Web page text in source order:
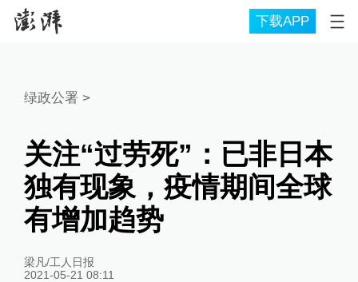
下载APP
绿政公署 >
关注“过劳死”：已非日本
独有现象，疫情期间全球
有增加趋势
梁凡/工人日报
2021-05-21 08:11